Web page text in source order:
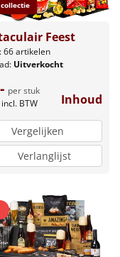
Feest
66 artikelen
Uitverkocht
per stuk
incl. BTW Inhoud
Vergelijken
Verlanglijst